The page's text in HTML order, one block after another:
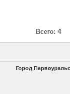
Всего: 4
Город